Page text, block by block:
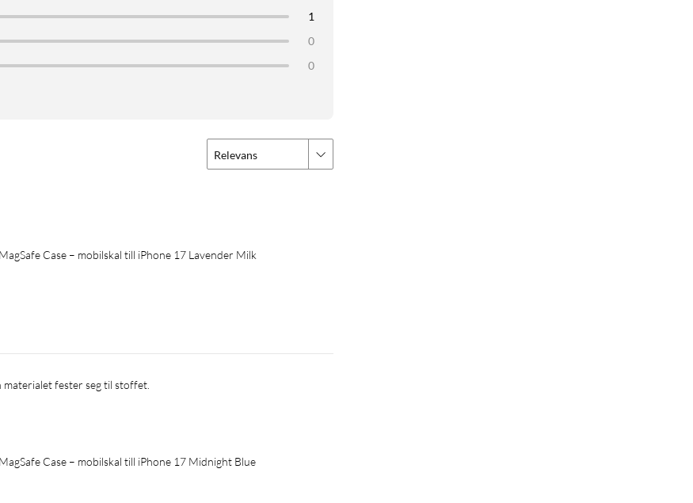
1
0
0
Relevans
Case – mobilskal till iPhone 17 Lavender Milk
materialet fester seg til stoffet.
Case – mobilskal till iPhone 17 Midnight Blue